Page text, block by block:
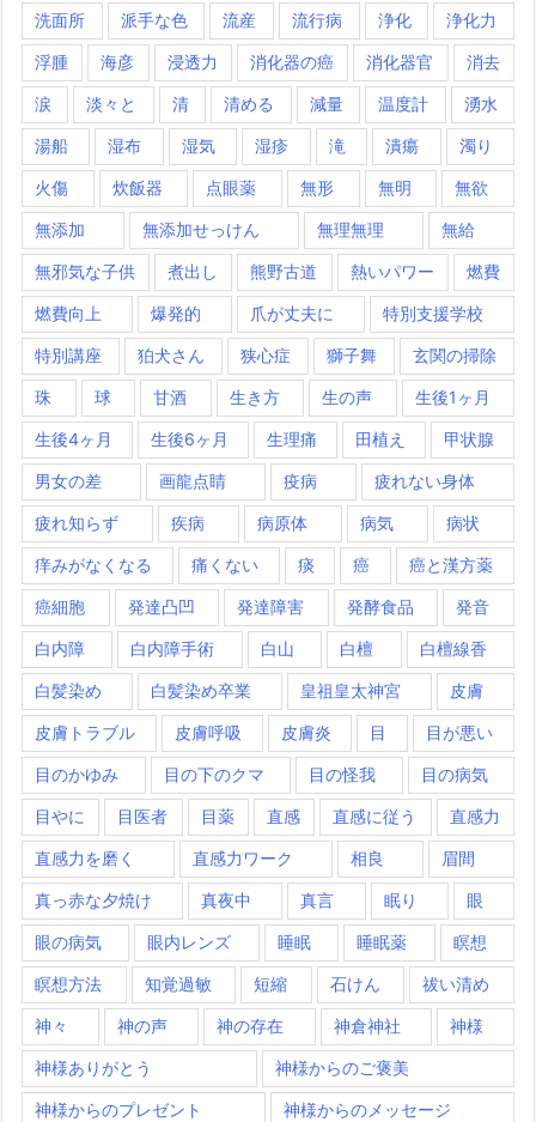
洗面所 派手な色 流産 流行病 浄化 浄化力
浮腫 海彦 浸透力 消化器の癌 消化器官 消去
涙 淡々と 清 清める 減量 温度計 湧水
湯船 湿布 湿気 湿疹 滝 潰瘍 濁り
火傷 炊飯器 点眼薬 無形 無明 無欲
無添加 無添加せっけん 無理無理 無給
無邪気な子供 煮出し 熊野古道 熱いパワー 燃費
燃費向上 爆発的 爪が丈夫に 特別支援学校
特別講座 狛犬さん 狭心症 獅子舞 玄関の掃除
珠 球 甘酒 生き方 生の声 生後1ヶ月
生後4ヶ月 生後6ヶ月 生理痛 田植え 甲状腺
男女の差 画龍点睛 疫病 疲れない身体
疲れ知らず 疾病 病原体 病気 病状
痒みがなくなる 痛くない 痰 癌 癌と漢方薬
癌細胞 発達凸凹 発達障害 発酵食品 発音
白内障 白内障手術 白山 白檀 白檀線香
白髪染め 白髪染め卒業 皇祖皇太神宮 皮膚
皮膚トラブル 皮膚呼吸 皮膚炎 目 目が悪い
目のかゆみ 目の下のクマ 目の怪我 目の病気
目やに 目医者 目薬 直感 直感に従う 直感力
直感力を磨く 直感力ワーク 相良 眉間
真っ赤な夕焼け 真夜中 真言 眠り 眼
眼の病気 眼内レンズ 睡眠 睡眠薬 瞑想
瞑想方法 知覚過敏 短縮 石けん 祓い清め
神々 神の声 神の存在 神倉神社 神様
神様ありがとう 神様からのご褒美
神様からのプレゼント 神様からのメッセージ